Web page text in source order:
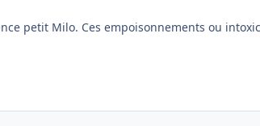
petit Milo. Ces empoisonnements ou